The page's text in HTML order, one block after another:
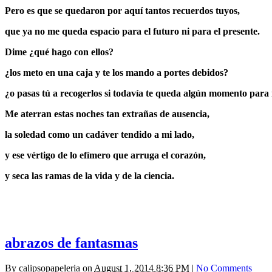
Pero es que se quedaron por aquí tantos recuerdos tuyos,
que ya no me queda espacio para el futuro ni para el presente.
Dime ¿qué hago con ellos?
¿los meto en una caja y te los mando a portes debidos?
¿o pasas tú a recogerlos si todavía te queda algún momento para
Me aterran estas noches tan extrañas de ausencia,
la soledad como un cadáver tendido a mi lado,
y ese vértigo de lo efímero que arruga el corazón,
y seca las ramas de la vida y de la ciencia.
abrazos de fantasmas
By calipsopapeleria onAugust 1, 2014 8:36 PM | No Comments